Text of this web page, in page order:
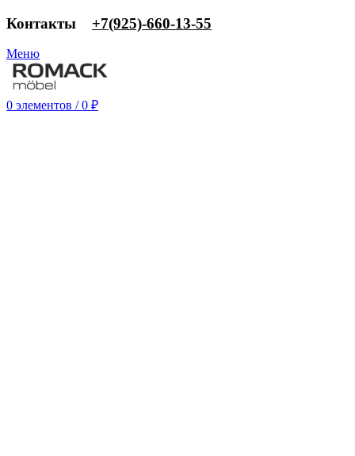
Контакты ‎+7(925)-660-13-55
Меню
0 элементов / 0 ₽